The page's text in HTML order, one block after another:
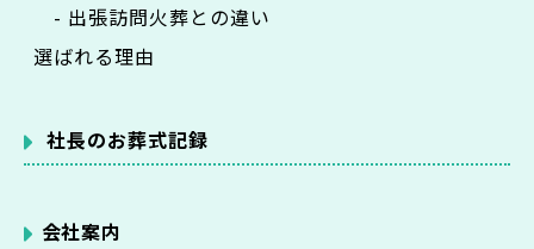
- 出張訪問火葬との違い
選ばれる理由
社長のお葬式記録
会社案内